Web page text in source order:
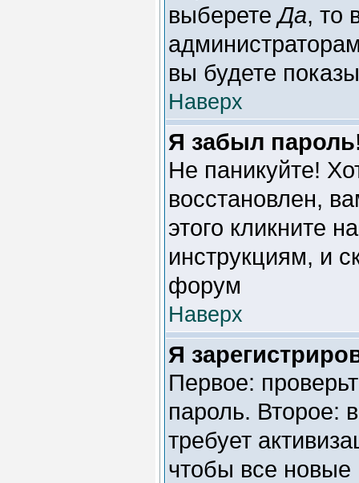
выберетеДа, то
вы будете
Наверх
Я забыл
Не паникуйте!
восстановлен,
этого кликните
инструкциям, и
форум
Наверх
Я
Первое:
пароль. Второе:
требует
чтобы все новые